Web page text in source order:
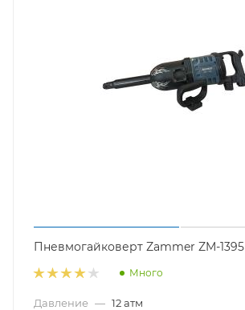
Пневмогайковерт Zammer ZM-1395
Много
Давление — 12 атм